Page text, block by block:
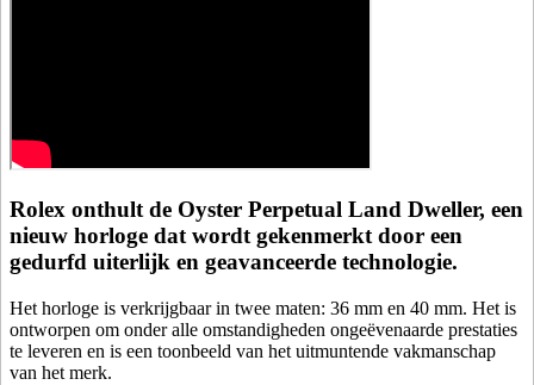
Rolex onthult de Oyster Perpetual Land Dweller, een
nieuw horloge dat wordt gekenmerkt door een
gedurfd uiterlijk en geavanceerde technologie.
Het horloge is verkrijgbaar in twee maten: 36 mm en 40 mm. Het is
ontworpen om onder alle omstandigheden ongeëvenaarde prestaties
te leveren en is een toonbeeld van het uitmuntende vakmanschap
van het merk.